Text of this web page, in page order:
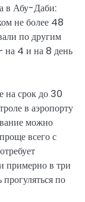
в Абу-Даби:
не более 48
по другим
на 4 и на 8 день
на срок до 30
в аэропорту
можно
всего с
примерно в три
по